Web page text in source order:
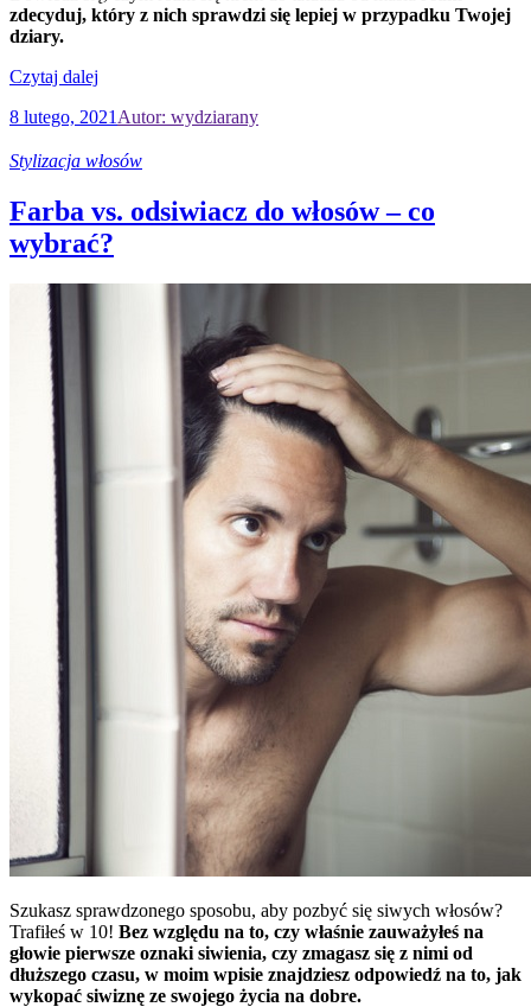
zdecyduj, który z nich sprawdzi się lepiej w przypadku Twojej
dziary.
Czytaj dalej
8 lutego, 2021 Autor: wydziarany
Stylizacja włosów
Farba vs. odsiwiacz do włosów – co
wybrać?
Szukasz sprawdzonego sposobu, aby pozbyć się siwych włosów?
Trafiłeś w 10! Bez względu na to, czy właśnie zauważyłeś na
głowie pierwsze oznaki siwienia, czy zmagasz się z nimi od
dłuższego czasu, w moim wpisie znajdziesz odpowiedź na to, jak
wykopać siwiznę ze swojego życia na dobre.